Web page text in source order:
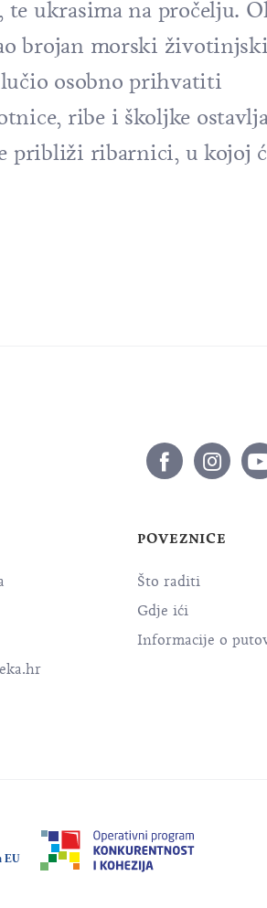
ukrasima na pročelju.
brojan morski životinjski
osobno prihvatiti
ribe i školjke
približi ribarnici, u kojoj
POVEZNICE
Što raditi
Gdje ići
Informacije o